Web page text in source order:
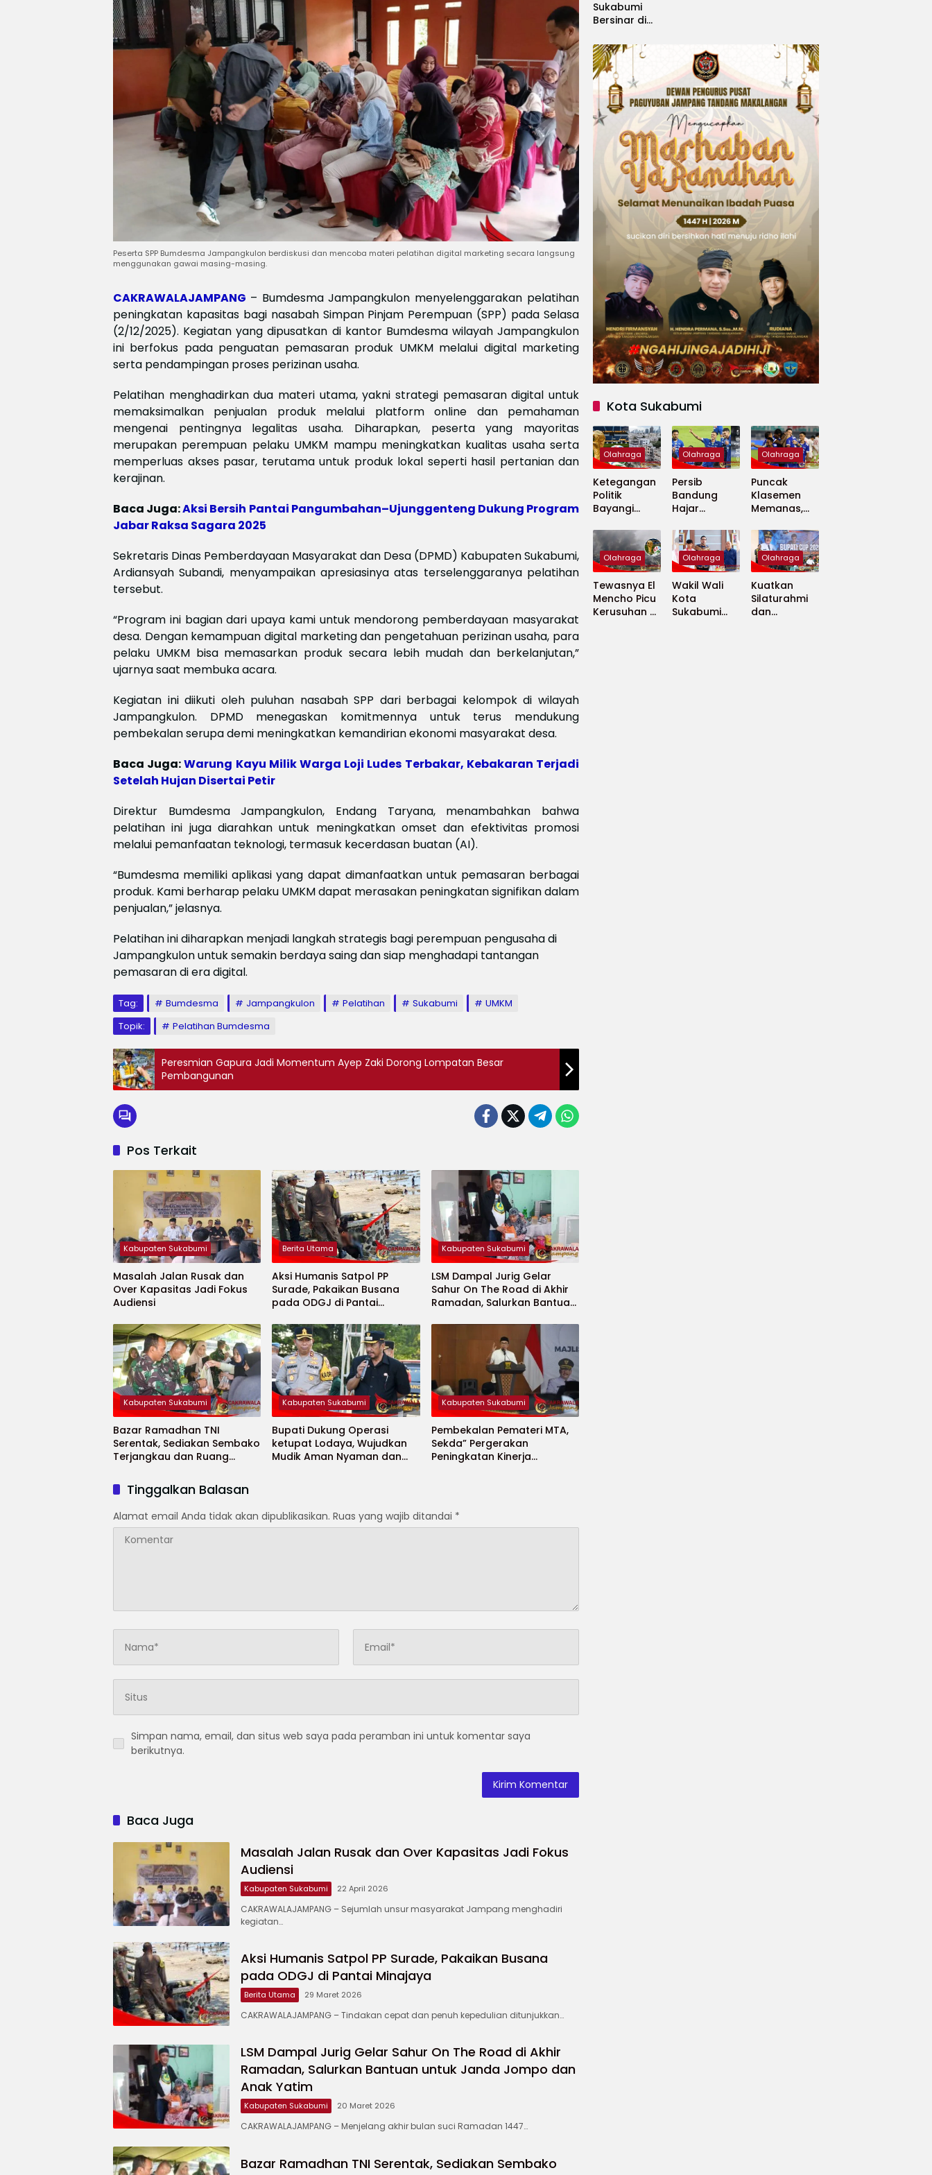
Peserta SPP Bumdesma Jampangkulon berdiskusi dan mencoba materi pelatihan digital marketing secara langsung
menggunakan gawai masing-masing.
CAKRAWALAJAMPANG – Bumdesma Jampangkulon menyelenggarakan pelatihan
peningkatan kapasitas bagi nasabah Simpan Pinjam Perempuan (SPP) pada Selasa
(2/12/2025). Kegiatan yang dipusatkan di kantor Bumdesma wilayah Jampangkulon
ini berfokus pada penguatan pemasaran produk UMKM melalui digital marketing
serta pendampingan proses perizinan usaha.
Pelatihan menghadirkan dua materi utama, yakni strategi pemasaran digital untuk
memaksimalkan penjualan produk melalui platform online dan pemahaman
mengenai pentingnya legalitas usaha. Diharapkan, peserta yang mayoritas
merupakan perempuan pelaku UMKM mampu meningkatkan kualitas usaha serta
memperluas akses pasar, terutama untuk produk lokal seperti hasil pertanian dan
kerajinan.
Baca Juga:Aksi Bersih Pantai Pangumbahan–Ujunggenteng Dukung Program
Jabar Raksa Sagara 2025
Sekretaris Dinas Pemberdayaan Masyarakat dan Desa (DPMD) Kabupaten Sukabumi,
Ardiansyah Subandi, menyampaikan apresiasinya atas terselenggaranya pelatihan
tersebut.
“Program ini bagian dari upaya kami untuk mendorong pemberdayaan masyarakat
desa. Dengan kemampuan digital marketing dan pengetahuan perizinan usaha, para
pelaku UMKM bisa memasarkan produk secara lebih mudah dan berkelanjutan,”
ujarnya saat membuka acara.
Kegiatan ini diikuti oleh puluhan nasabah SPP dari berbagai kelompok di wilayah
Jampangkulon. DPMD menegaskan komitmennya untuk terus mendukung
pembekalan serupa demi meningkatkan kemandirian ekonomi masyarakat desa.
Baca Juga:Warung Kayu Milik Warga Loji Ludes Terbakar, Kebakaran Terjadi
Setelah Hujan Disertai Petir
Direktur Bumdesma Jampangkulon, Endang Taryana, menambahkan bahwa
pelatihan ini juga diarahkan untuk meningkatkan omset dan efektivitas promosi
melalui pemanfaatan teknologi, termasuk kecerdasan buatan (AI).
“Bumdesma memiliki aplikasi yang dapat dimanfaatkan untuk pemasaran berbagai
produk. Kami berharap pelaku UMKM dapat merasakan peningkatan signifikan dalam
penjualan,” jelasnya.
Pelatihan ini diharapkan menjadi langkah strategis bagi perempuan pengusaha di
Jampangkulon untuk semakin berdaya saing dan siap menghadapi tantangan
pemasaran di era digital.
Tag: Bumdesma Jampangkulon Pelatihan Sukabumi
UMKM
Topik:
Pelatihan Bumdesma
Peresmian Gapura Jadi Momentum Ayep Zaki Dorong Lompatan Besar
Pembangunan
Pos Terkait
Kabupaten Sukabumi
Masalah Jalan Rusak dan
Over Kapasitas Jadi Fokus
Audiensi
Berita Utama
Aksi Humanis Satpol PP
Surade, Pakaikan Busana
pada ODGJ di Pantai
Kabupaten Sukabumi
LSM Dampal Jurig Gelar
Sahur On The Road di Akhir
Ramadan, Salurkan Bantuan
Anak Yatim
Kabupaten Sukabumi
Bazar Ramadhan TNI
Serentak, Sediakan Sembako
Terjangkau dan Ruang
Kabupaten Sukabumi
Bupati Dukung Operasi
ketupat Lodaya, Wujudkan
Mudik Aman Nyaman dan
Kabupaten Sukabumi
Pembekalan Pemateri MTA,
Sekda” Pergerakan
Peningkatan Kinerja
Tinggalkan Balasan
Alamat email Anda tidak akan dipublikasikan. Ruas yang wajib ditandai *
Simpan nama, email, dan situs web saya pada peramban ini untuk komentar saya
berikutnya.
Baca Juga
Masalah Jalan Rusak dan Over Kapasitas Jadi Fokus
Audiensi
Kabupaten Sukabumi 22 April 2026
CAKRAWALAJAMPANG – ‎Sejumlah unsur masyarakat Jampang menghadiri
kegiatan…
Aksi Humanis Satpol PP Surade, Pakaikan Busana
pada ODGJ di Pantai Minajaya
Berita Utama 29 Maret 2026
CAKRAWALAJAMPANG – Tindakan cepat dan penuh kepedulian ditunjukkan…
LSM Dampal Jurig Gelar Sahur On The Road di Akhir
Ramadan, Salurkan Bantuan untuk Janda Jompo dan
Anak Yatim
Kabupaten Sukabumi 20 Maret 2026
CAKRAWALAJAMPANG – Menjelang akhir bulan suci Ramadan 1447…
Bazar Ramadhan TNI Serentak, Sediakan Sembako
Sukabumi
Bersinar di
Gelar
Bergengsi
Ajang Idol
Kids
International
2026
Kota Sukabumi
Olahraga
Ketegangan
Politik
Bayangi
Piala Dunia
2026
Olahraga
Persib
Bandung
Hajar
United 5-0,
Perkuat
Puncak
Klasemen BRI
Super
League
Olahraga
Puncak
Klasemen
Memanas,
Persija Saling
Tekan
Olahraga
Tewasnya El
Mencho Picu
Kerusuhan di
Olahraga
Wakil Wali
Kota
Sukabumi
Olahraga
Kuatkan
Silaturahmi
dan